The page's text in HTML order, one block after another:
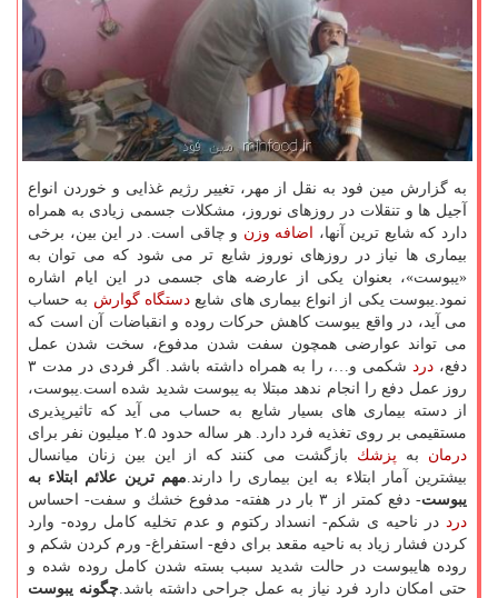
به گزارش مین فود به نقل از مهر، تغییر رژیم غذایی و خوردن انواع
آجیل ها و تنقلات در روزهای نوروز، مشكلات جسمی زیادی به همراه
دارد كه شایع ترین آنها،
اضافه وزن و چاقی است. در این بین، برخی
بیماری ها نیاز در روزهای نوروز شایع تر می شود كه می توان به
«یبوست»، بعنوان یكی از عارضه های جسمی در این ایام اشاره
نمود.یبوست یكی از انواع بیماری های شایعدستگاه گوارش به حساب
می آید، در واقع یبوست كاهش حركات روده و انقباضات آن است كه
می تواند عوارضی همچون سفت شدن مدفوع، سخت شدن عمل
دفع، درد
شكمی و…، را به همراه داشته باشد. اگر فردی در مدت ۳
روز عمل دفع را انجام ندهد مبتلا به یبوست شدید شده است.یبوست،
از دسته بیماری های بسیار شایع به حساب می آید كه تاثیرپذیری
مستقیمی بر روی تغذیه فرد دارد. هر ساله حدود ۲.۵ میلیون نفر برای
درمان به پزشك بازگشت می كنند كه از این بین زنان میانسال
بیشترین آمار ابتلاء به این بیماری را دارند.مهم ترین علائم ابتلاء به
یبوست- دفع كمتر از ۳ بار در هفته- مدفوع خشك و سفت- احساس
درد در ناحیه ی شكم- انسداد ركتوم و عدم تخلیه كامل روده- وارد
كردن فشار زیاد به ناحیه مقعد برای دفع- استفراغ- ورم كردن شكم و
روده هایبوست در حالت شدید سبب بسته شدن كامل روده شده و
حتی امكان دارد فرد نیاز به عمل جراحی داشته باشد.چگونه یبوست